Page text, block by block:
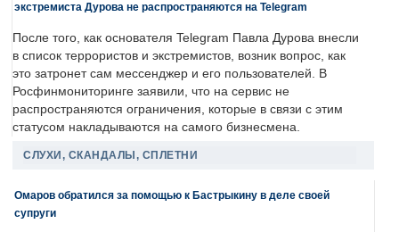
экстремиста Дурова не распространяются на Telegram
После того, как основателя Telegram Павла Дурова внесли
в список террористов и экстремистов, возник вопрос, как
это затронет сам мессенджер и его пользователей. В
Росфинмониторинге заявили, что на сервис не
распространяются ограничения, которые в связи с этим
статусом накладываются на самого бизнесмена.
СЛУХИ, СКАНДАЛЫ, СПЛЕТНИ
Омаров обратился за помощью к Бастрыкину в деле своей
супруги